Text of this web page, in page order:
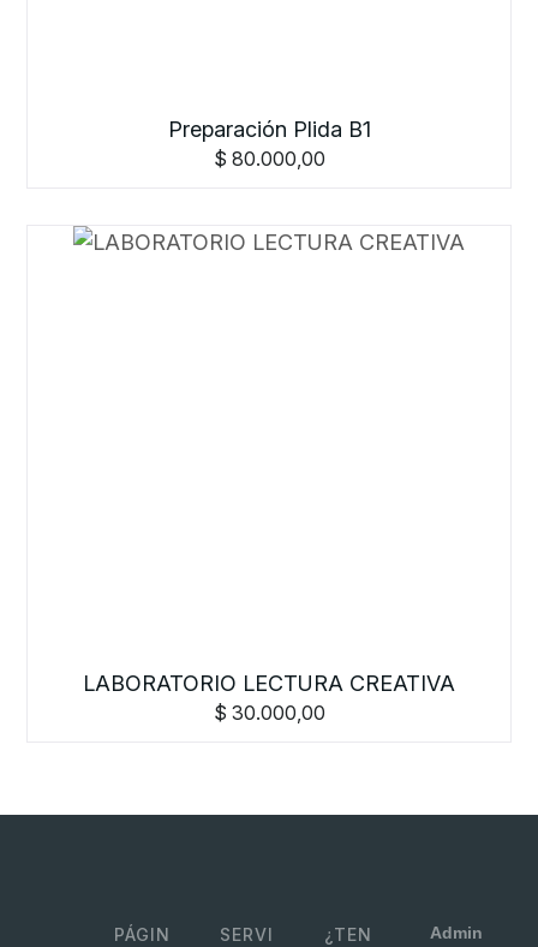
Preparación Plida B1
$ 80.000,00
LABORATORIO LECTURA CREATIVA
$ 30.000,00
PÁGIN
SERVI
¿TEN
Admin